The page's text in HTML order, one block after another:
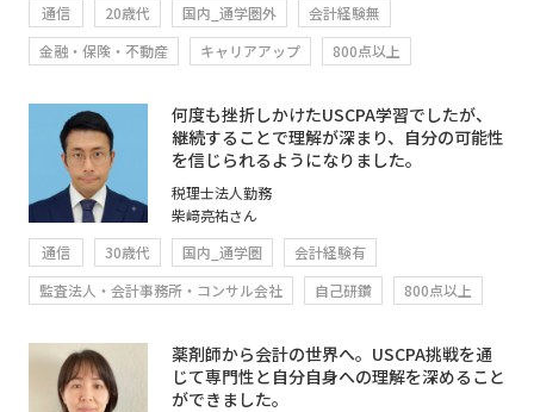
通信
20歳代 国内_通学圏外
会計経験無
金融・保険・不動産
キャリアアップ 800点以上
何度も挫折しかけたUSCPA学習でしたが、
継続することで理解が深まり、自分の可能性
を信じられるようになりました。
税理士法人勤務
柴﨑亮祐さん
通信
30歳代 国内_通学圏
会計経験有
監査法人・会計事務所・コンサル会社
自己研鑽 800点以上
薬剤師から会計の世界へ。USCPA挑戦を通
じて専門性と自分自身への理解を深めること
ができました。